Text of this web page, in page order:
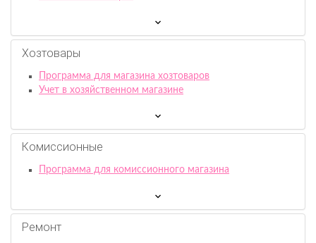
Хозтовары
Программа для магазина хозтоваров
Учет в хозяйственном магазине
Комиссионныe
Программа для комиссионного магазина
Ремонт